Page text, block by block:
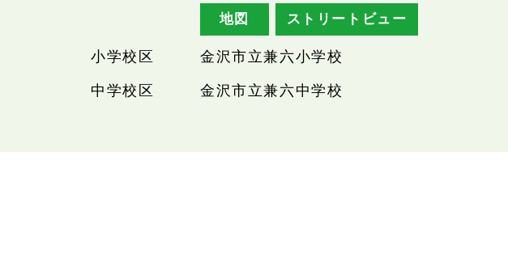
地図 ストリートビュー
小学校区 金沢市立兼六小学校
中学校区 金沢市立兼六中学校